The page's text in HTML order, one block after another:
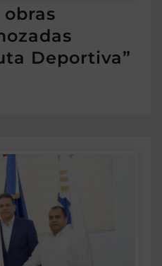
Deportiva”